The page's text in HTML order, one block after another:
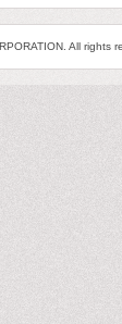
All rights